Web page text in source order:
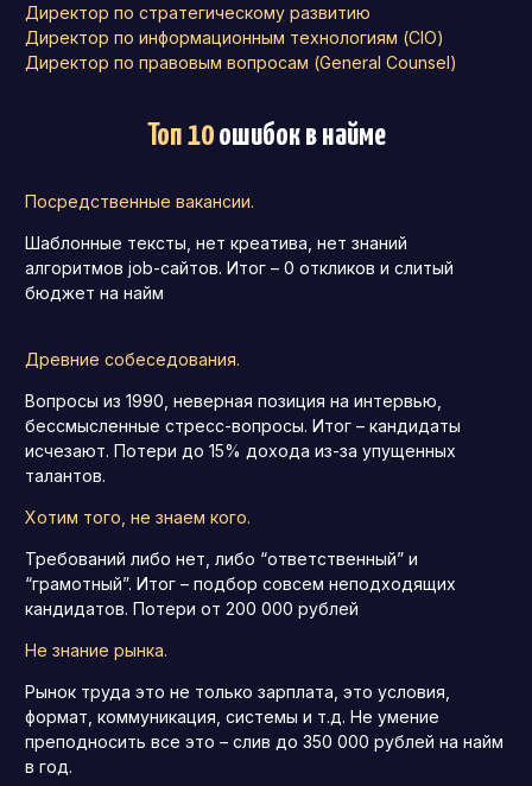
Директор по стратегическому развитию
Директор по информационным технологиям (CIO)
Директор по правовым вопросам (General Counsel)
Топ 10ошибок в найме
Посредственные вакансии.
Шаблонные тексты, нет креатива, нет знаний
алгоритмов job-сайтов. Итог – 0 откликов и слитый
бюджет на найм
Древние собеседования.
Вопросы из 1990, неверная позиция на интервью,
бессмысленные стресс-вопросы. Итог – кандидаты
исчезают. Потери до 15% дохода из-за упущенных
талантов.
Хотим того, не знаем кого.
Требований либо нет, либо “ответственный” и
“грамотный”. Итог – подбор совсем неподходящих
кандидатов. Потери от 200 000 рублей
Не знание рынка.
Рынок труда это не только зарплата, это условия,
формат, коммуникация, системы и т.д. Не умение
преподносить все это – слив до 350 000 рублей на найм
в год.